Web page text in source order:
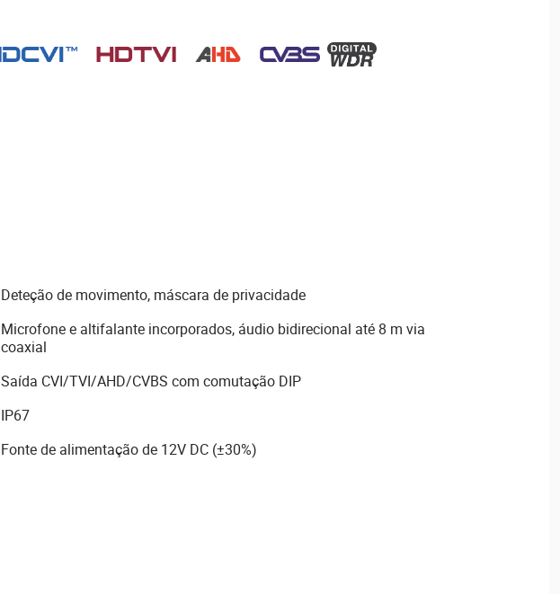
Deteção de movimento, máscara de privacidade
Microfone e altifalante incorporados, áudio bidirecional até 8 m via
coaxial
Saída CVI/TVI/AHD/CVBS com comutação DIP
IP67
Fonte de alimentação de 12V DC (±30%)